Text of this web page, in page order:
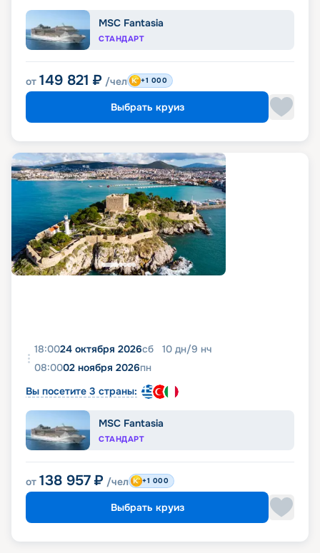
MSC Fantasia
СТАНДАРТ
от 149 821 ₽ /чел +1 000
Выбрать круиз
18:0024 октября 2026сб 10 дн/9 нч
08:0002 ноября 2026пн
Вы посетите 3 страны:
MSC Fantasia
СТАНДАРТ
от 138 957 ₽ /чел +1 000
Выбрать круиз